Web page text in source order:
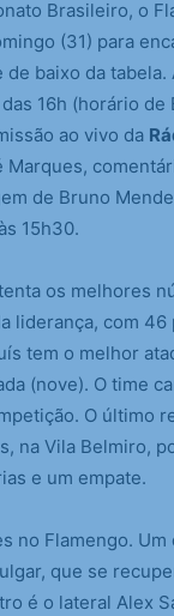
Brasileiro, o
(31) para
de baixo da tabela.
16h (horário de
ao vivo da
de Bruno
15h30.
os melhores
liderança, com 46
tem o melhor
(nove). O time
O último
na Vila Belmiro,
e um empate.
no Flamengo.
que se
é o lateral Alex